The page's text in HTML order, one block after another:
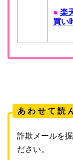
● 楽
買い
あ わ せ て 読
詐欺メールを
ださい。